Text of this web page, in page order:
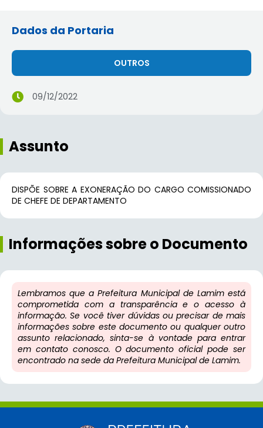
Dados da Portaria
OUTROS
09/12/2022
Assunto
DISPÕE SOBRE A EXONERAÇÃO DO CARGO COMISSIONADO
DE CHEFE DE DEPARTAMENTO
Informações sobre o Documento
Lembramos que a Prefeitura Municipal de Lamim está
comprometida com a transparência e o acesso à
informação. Se você tiver dúvidas ou precisar de mais
informações sobre este documento ou qualquer outro
assunto relacionado, sinta-se à vontade para entrar
em contato conosco. O documento oficial pode ser
encontrado na sede da Prefeitura Municipal de Lamim.